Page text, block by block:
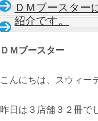
ＤＭブースター
紹介です。
ＤＭブースター
こんにちは、スウィー
昨日は３店舗３２冊で